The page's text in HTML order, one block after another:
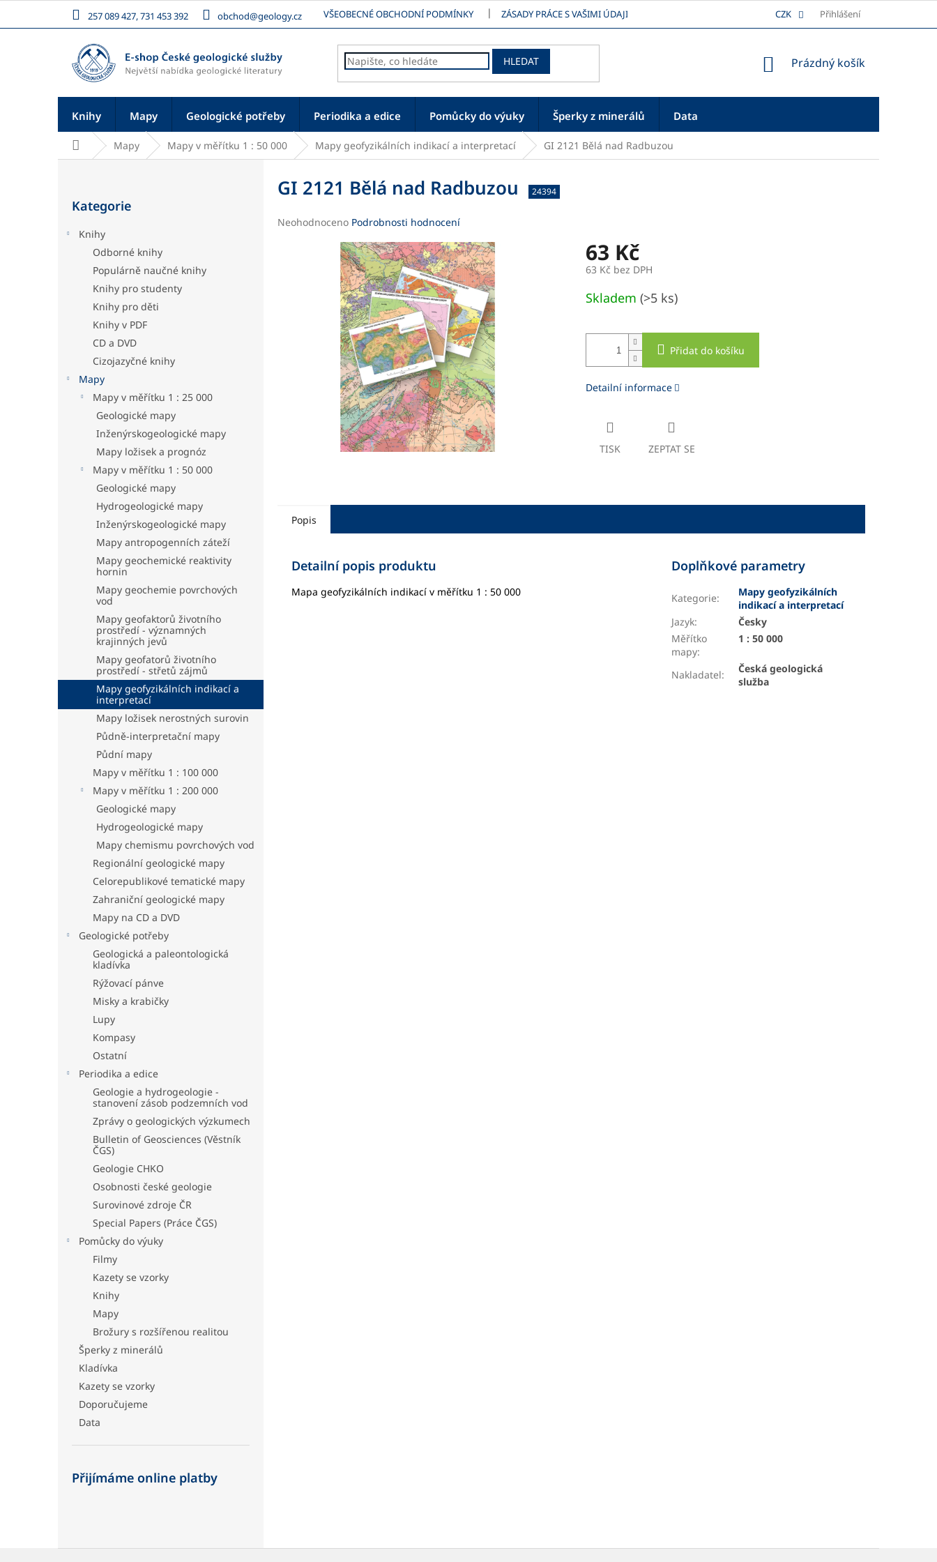
obsah
257 089 427, 731 453 392 obchod@geology.cz VŠEOBECNÉ OBCHODNÍ PODMÍNKY ZÁSADY PRÁCE S VAŠIMI ÚDAJI REKLAMAČNÍ ŘÁD PLATBA
CZK Přihlášení
HLEDAT
NÁKUPNÍ
Prázdný košík
Knihy Mapy Geologické potřeby Periodika a edice Pomůcky do výuky Šperky z minerálů Data
Domů Mapy Mapy v měřítku 1 : 50 000 Mapy geofyzikálních indikací a interpretací GI 2121 Bělá nad Radbuzou
kategorie
Kategorie
Knihy
Odborné knihy
Populárně naučné knihy
Knihy pro studenty
Knihy pro děti
Knihy v PDF
CD a DVD
Cizojazyčné knihy
Mapy
Mapy v měřítku 1 : 25 000
Geologické mapy
Inženýrskogeologické mapy
Mapy ložisek a prognóz
Mapy v měřítku 1 : 50 000
Geologické mapy
Hydrogeologické mapy
Inženýrskogeologické mapy
Mapy antropogenních záteží
Mapy geochemické reaktivity
hornin
Mapy geochemie povrchových
vod
Mapy geofaktorů životního
prostředí - významných
krajinných jevů
Mapy geofatorů životního
prostředí - střetů zájmů
Mapy geofyzikálních indikací a
interpretací
Mapy ložisek nerostných surovin
Půdně-interpretační mapy
Půdní mapy
Mapy v měřítku 1 : 100 000
Mapy v měřítku 1 : 200 000
Geologické mapy
Hydrogeologické mapy
Mapy chemismu povrchových vod
Regionální geologické mapy
Celorepublikové tematické mapy
Zahraniční geologické mapy
Mapy na CD a DVD
Geologické potřeby
Geologická a paleontologická
kladívka
Rýžovací pánve
Misky a krabičky
Lupy
Kompasy
Ostatní
Periodika a edice
Geologie a hydrogeologie -
stanovení zásob podzemních vod
Zprávy o geologických výzkumech
Bulletin of Geosciences (Věstník
ČGS)
Geologie CHKO
Osobnosti české geologie
Surovinové zdroje ČR
Special Papers (Práce ČGS)
Pomůcky do výuky
Filmy
Kazety se vzorky
Knihy
Mapy
Brožury s rozšířenou realitou
Šperky z minerálů
Kladívka
Kazety se vzorky
Doporučujeme
Data
Přijímáme online platby
GI 2121 Bělá nad Radbuzou 24394
Průměrné
Neohodnoceno Podrobnosti hodnocení
63 Kč
63 Kč bez DPH
cena:
Skladem (>5 ks)
Přidat do košíku
Detailní informace
TISK ZEPTAT SE
Popis
Detailní popis produktu
Mapa geofyzikálních indikací v měřítku 1 : 50 000
Doplňkové parametry
Kategorie:
Mapy geofyzikálních
indikací a interpretací
Jazyk:
Česky
Měřítko
mapy:
1 : 50 000
Nakladatel:
Česká geologická
služba